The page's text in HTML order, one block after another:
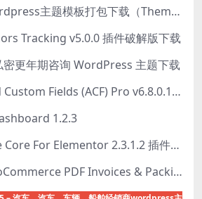
Divi v5.1.1 wordpress主题模板打包下载（Theme + Builder+ Extra Theme + Templates + Layouts + PSD）
Tracking v5.0.0 插件破解版下载
密更年期咨询 WordPress 主题下载
亲测Advanced Custom Fields (ACF) Pro v6.8.0.1 + Advanced Custom Fields: Extended PRO v0.9.2.3 | 网站开发自定义字段插件下载
1.2.3
亲测Jet Theme Core For Elementor 2.3.1.2 插件下载
亲测+稀缺WooCommerce PDF Invoices & Packing Slips Professional v2.20.0 + Templates v2.25.1 [by WpOverNight] WooCommerce PDF 发票和装箱单插件下载